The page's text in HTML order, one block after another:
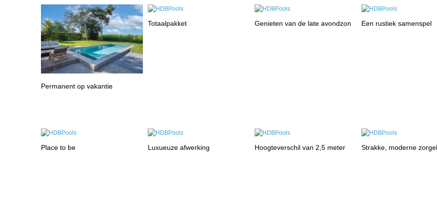
Permanent op vakantie
Totaalpakket Genieten van de late avondzon Een rustiek samenspel
Place to be Luxueuze afwerking Hoogteverschil van 2,5 meter Strakke, moderne